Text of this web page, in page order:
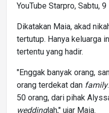
YouTube Starpro, Sabtu,
Dikatakan Maia, akad
tertutup. Hanya keluarga
tertentu yang hadir.
"Enggak banyak orang,
orang terdekat dan family
50 orang, dari pihak
weddinglah," ujar Maia.